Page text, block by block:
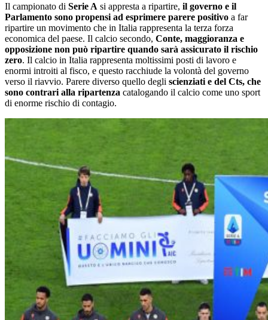
Il campionato di Serie A si appresta a ripartire, il governo e il
Parlamento sono propensi ad esprimere parere positivo a far
ripartire un movimento che in Italia rappresenta la terza forza
economica del paese. Il calcio secondo, Conte, maggioranza e
opposizione non può ripartire quando sarà assicurato il rischio
zero. Il calcio in Italia rappresenta moltissimi posti di lavoro e
enormi introiti al fisco, e questo racchiude la volontà del governo
verso il riavvio. Parere diverso quello degli scienziati e del Cts, che
sono contrari alla ripartenza catalogando il calcio come uno sport
di enorme rischio di contagio.